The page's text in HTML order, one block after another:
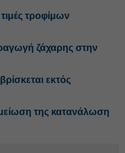
τροφίμων
ζάχαρης στην
εκτός
της κατανάλωση